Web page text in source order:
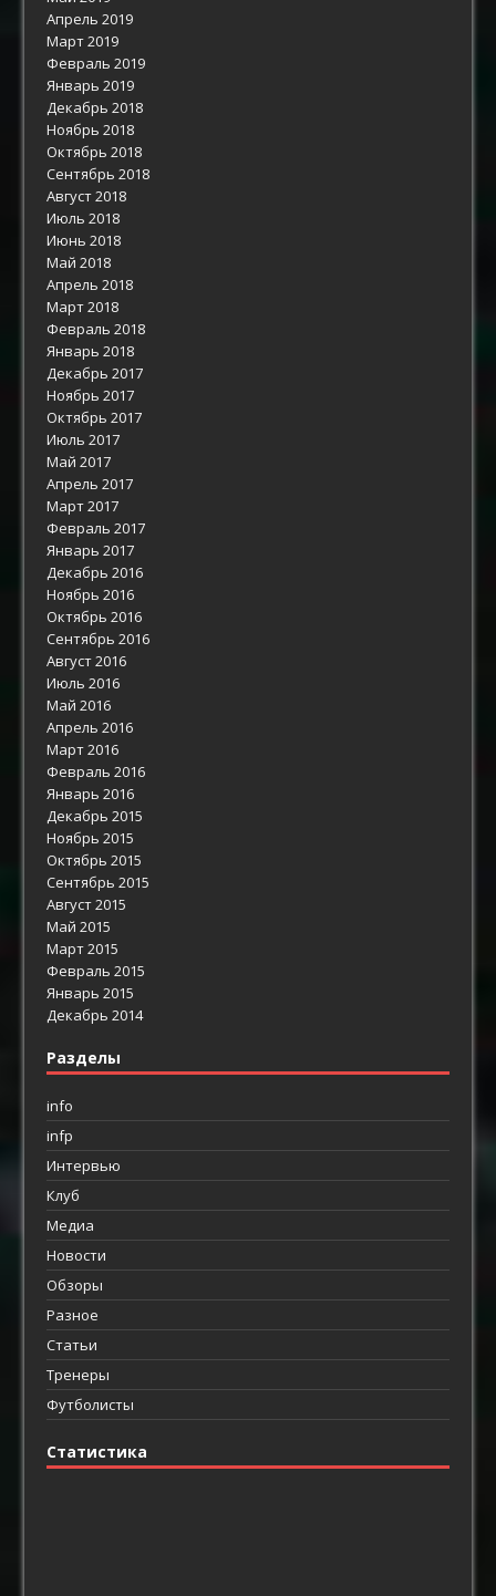
Апрель 2019
Март 2019
Февраль 2019
Январь 2019
Декабрь 2018
Ноябрь 2018
Октябрь 2018
Сентябрь 2018
Август 2018
Июль 2018
Июнь 2018
Май 2018
Апрель 2018
Март 2018
Февраль 2018
Январь 2018
Декабрь 2017
Ноябрь 2017
Октябрь 2017
Июль 2017
Май 2017
Апрель 2017
Март 2017
Февраль 2017
Январь 2017
Декабрь 2016
Ноябрь 2016
Октябрь 2016
Сентябрь 2016
Август 2016
Июль 2016
Май 2016
Апрель 2016
Март 2016
Февраль 2016
Январь 2016
Декабрь 2015
Ноябрь 2015
Октябрь 2015
Сентябрь 2015
Август 2015
Май 2015
Март 2015
Февраль 2015
Январь 2015
Декабрь 2014
Разделы
info
infp
Интервью
Клуб
Медиа
Новости
Обзоры
Разное
Статьи
Тренеры
Футболисты
Статистика